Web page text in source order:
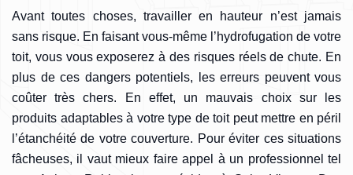
Avant toutes choses, travailler en hauteur n’est jamais
sans risque. En faisant vous-même l’hydrofugation de votre
toit, vous vous exposerez à des risques réels de chute. En
plus de ces dangers potentiels, les erreurs peuvent vous
coûter très chers. En effet, un mauvais choix sur les
produits adaptables à votre type de toit peut mettre en péril
l’étanchéité de votre couverture. Pour éviter ces situations
fâcheuses, il vaut mieux faire appel à un professionnel tel